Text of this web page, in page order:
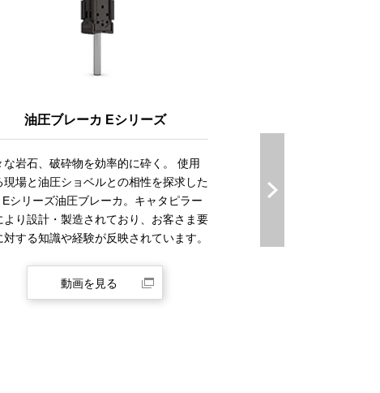
油圧ブレーカ Eシリーズ
な岩石、破砕物を効率的に砕く。 使用
現場と油圧ショベルとの相性を探求した
シリーズ油圧ブレーカ。キャタピラー
より設計・製造されており、お客さま要
対する知識や経験が反映されています。
動画を見る
ント)ブラケットタイプの
キャタピラー社により設